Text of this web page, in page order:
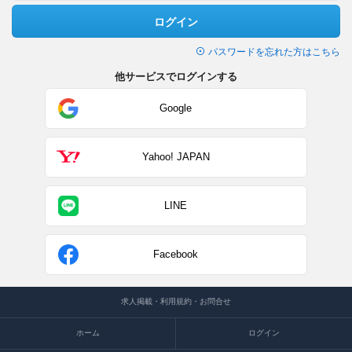
ログイン
パスワードを忘れた方はこちら
他サービスでログインする
Google
Yahoo! JAPAN
LINE
Facebook
求人掲載・利用規約・お問合せ
ホーム ログイン